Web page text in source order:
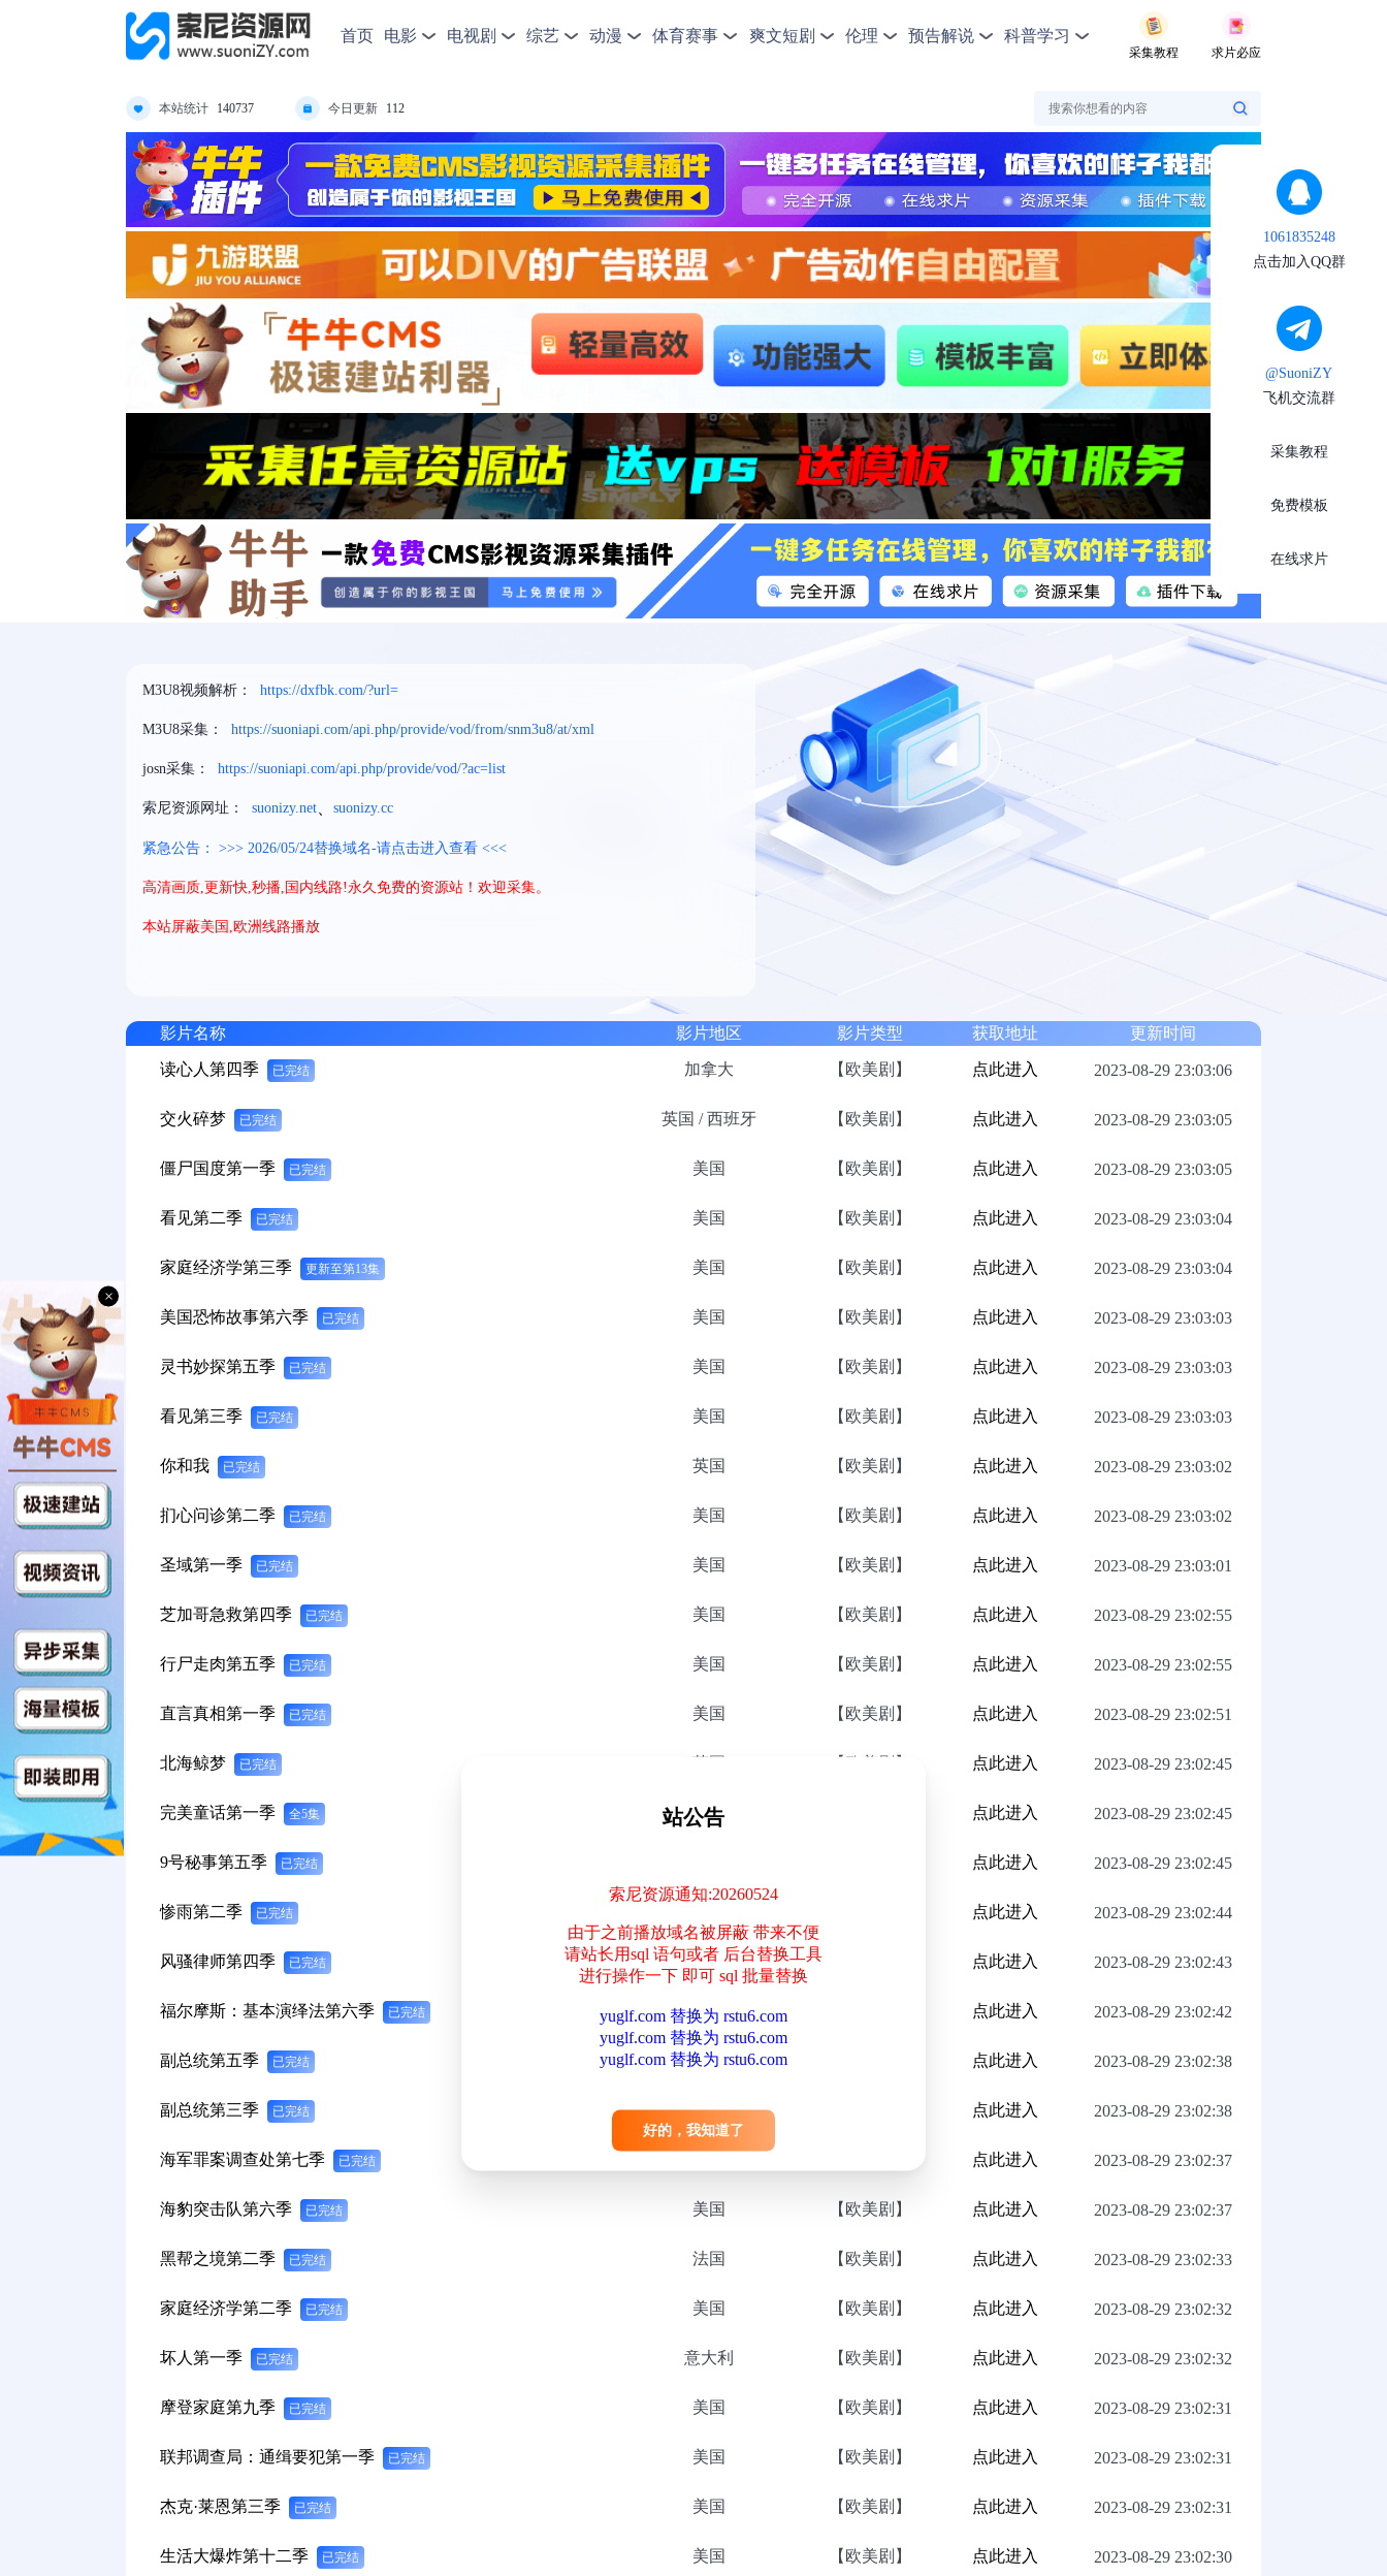
首页 电影 电视剧 综艺 动漫 体育赛事 爽文短剧 伦理 预告解说 科普学习
采集教程 求片必应
本站统计 140737 今日更新 112
M3U8视频解析： https://dxfbk.com/?url=
M3U8采集： https://suoniapi.com/api.php/provide/vod/from/snm3u8/at/xml
josn采集： https://suoniapi.com/api.php/provide/vod/?ac=list
索尼资源网址： suonizy.net suonizy.cc
紧急公告： >>> 2026/05/24替换域名-请点击进入查看 <<<
高清画质,更新快,秒播,国内线路!永久免费的资源站！欢迎采集。
本站屏蔽美国,欧洲线路播放
影片名称 影片地区 影片类型 获取地址 更新时间
读心人第四季 已完结 加拿大 【欧美剧】 点此进入 2023-08-29 23:03:06
交火碎梦 已完结 英国 / 西班牙 【欧美剧】 点此进入 2023-08-29 23:03:05
僵尸国度第一季 已完结 美国 【欧美剧】 点此进入 2023-08-29 23:03:05
看见第二季 已完结 美国 【欧美剧】 点此进入 2023-08-29 23:03:04
家庭经济学第三季 更新至第13集 美国 【欧美剧】 点此进入 2023-08-29 23:03:04
美国恐怖故事第六季 已完结 美国 【欧美剧】 点此进入 2023-08-29 23:03:03
灵书妙探第五季 已完结 美国 【欧美剧】 点此进入 2023-08-29 23:03:03
看见第三季 已完结 美国 【欧美剧】 点此进入 2023-08-29 23:03:03
你和我 已完结 英国 【欧美剧】 点此进入 2023-08-29 23:03:02
扪心问诊第二季 已完结 美国 【欧美剧】 点此进入 2023-08-29 23:03:02
圣域第一季 已完结 美国 【欧美剧】 点此进入 2023-08-29 23:03:01
芝加哥急救第四季 已完结 美国 【欧美剧】 点此进入 2023-08-29 23:02:55
行尸走肉第五季 已完结 美国 【欧美剧】 点此进入 2023-08-29 23:02:55
直言真相第一季 已完结 美国 【欧美剧】 点此进入 2023-08-29 23:02:51
北海鲸梦 已完结 英国 【欧美剧】 点此进入 2023-08-29 23:02:45
完美童话第一季 全5集 西班牙 点此进入 2023-08-29 23:02:45
9号秘事第五季 已完结 点此进入 2023-08-29 23:02:45
惨雨第二季 已完结 点此进入 2023-08-29 23:02:44
风骚律师第四季 已完结 美国 点此进入 2023-08-29 23:02:43
福尔摩斯：基本演绎法第六季 已完结 美国 点此进入 2023-08-29 23:02:42
副总统第五季 已完结 美国 点此进入 2023-08-29 23:02:38
副总统第三季 已完结 美国 点此进入 2023-08-29 23:02:38
海军罪案调查处第七季 已完结 点此进入 2023-08-29 23:02:37
海豹突击队第六季 已完结 美国 【欧美剧】 点此进入 2023-08-29 23:02:37
黑帮之境第二季 已完结 法国 【欧美剧】 点此进入 2023-08-29 23:02:33
家庭经济学第二季 已完结 美国 【欧美剧】 点此进入 2023-08-29 23:02:32
坏人第一季 已完结 意大利 【欧美剧】 点此进入 2023-08-29 23:02:32
摩登家庭第九季 已完结 美国 【欧美剧】 点此进入 2023-08-29 23:02:31
联邦调查局：通缉要犯第一季 已完结 美国 【欧美剧】 点此进入 2023-08-29 23:02:31
杰克·莱恩第三季 已完结 美国 【欧美剧】 点此进入 2023-08-29 23:02:31
生活大爆炸第十二季 已完结 美国 【欧美剧】 点此进入 2023-08-29 23:02:30
1061835248
点击加入QQ群
@SuoniZY
飞机交流群
采集教程
免费模板
在线求片
站公告
索尼资源通知:20260524
由于之前播放域名被屏蔽 带来不便
请站长用sql 语句或者 后台替换工具
进行操作一下 即可 sql 批量替换
yuglf.com 替换为 rstu6.com
yuglf.com 替换为 rstu6.com
yuglf.com 替换为 rstu6.com
好的，我知道了
×